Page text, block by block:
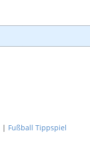
| Fußball Tippspiel